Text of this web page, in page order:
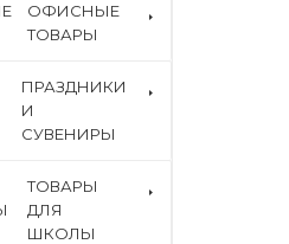
ОФИСНЫЕ
ТОВАРЫ
ПРАЗДНИКИ
И
СУВЕНИРЫ
ТОВАРЫ
ДЛЯ
ШКОЛЫ